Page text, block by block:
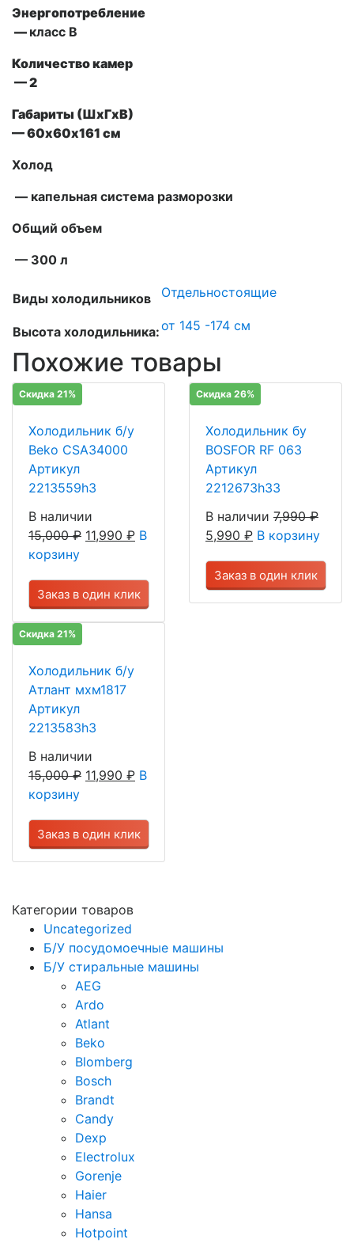
Энергопотребление
— класс В
Количество камер
— 2
Габариты (ШxГxВ)
— 60х60х161 см
Холод
— капельная система разморозки
Общий объем
— 300 л
Виды холодильников Отдельностоящие
Высота холодильника:от 145 -174 см
Похожие товары
Скидка 21%
Холодильник б/у
Beko CSA34000
Артикул
2213559h3
В наличии
15,000₽ 11,990 ₽ В
корзину
Заказ в один клик
Скидка 26%
Холодильник бу
BOSFOR RF 063
Артикул
2212673h33
В наличии 7,990₽
5,990 ₽ В корзину
Заказ в один клик
Скидка 21%
Холодильник б/у
Атлант мхм1817
Артикул
2213583h3
В наличии
15,000₽ 11,990 ₽ В
корзину
Заказ в один клик
Категории товаров
Uncategorized
Б/У посудомоечные машины
Б/У стиральные машины
AEG
Ardo
Atlant
Beko
Blomberg
Bosch
Brandt
Candy
Dexp
Electrolux
Gorenje
Haier
Hansa
Hotpoint